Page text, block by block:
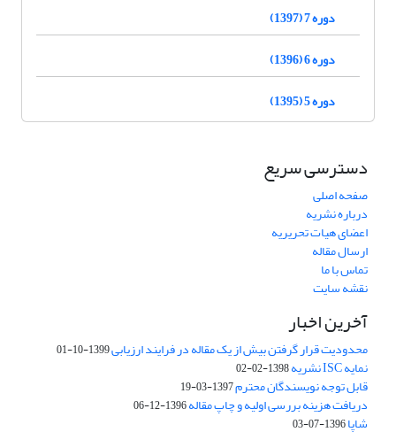
دوره 7 (1397)
دوره 6 (1396)
دوره 5 (1395)
دسترسی سریع
صفحه اصلی
درباره نشریه
اعضای هیات تحریریه
ارسال مقاله
تماس با ما
نقشه سایت
آخرین اخبار
محدودیت قرار گرفتن بیش از یک مقاله در فرایند ارزیابی1399-10-01
نمایه ISC نشریه 1398-02-02
قابل توجه نویسندگان محترم1397-03-19
دریافت هزینه بررسی اولیه و چاپ مقاله1396-12-06
شاپا1396-07-03